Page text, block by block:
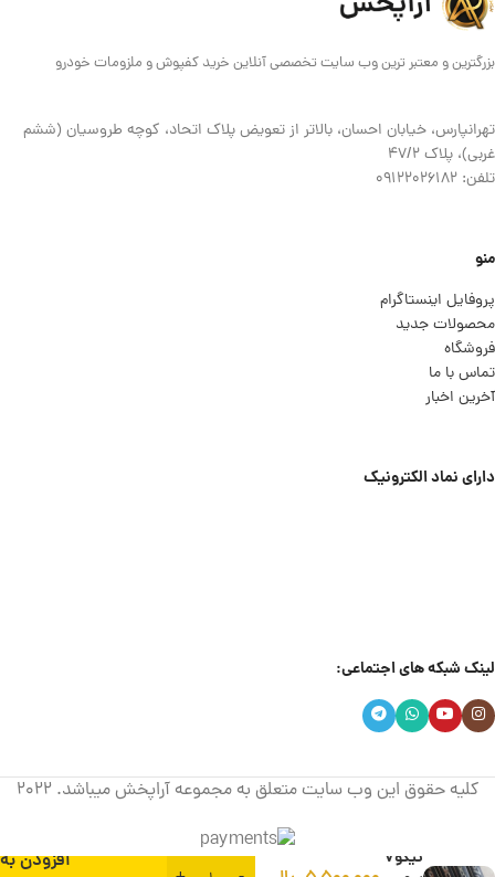
بزرگترین و معتبر ترین وب سایت تخصصی آنلاین خرید کفپوش و ملزومات خودرو
تهرانپارس، خیابان احسان، بالاتر از تعویض پلاک اتحاد، کوچه طروسیان (ششم
غربی)، پلاک ۴۷/۲
تلفن: 09122026182
منو
پروفایل اینستاگرام
محصولات جدید
فروشگاه
تماس با ما
آخرین اخبار
دارای نماد الکترونیک
لینک شبکه های اجتماعی:
کلیه حقوق این وب سایت متعلق به مجموعه آراپخش میباشد. 2022
تیگو7
افزودن